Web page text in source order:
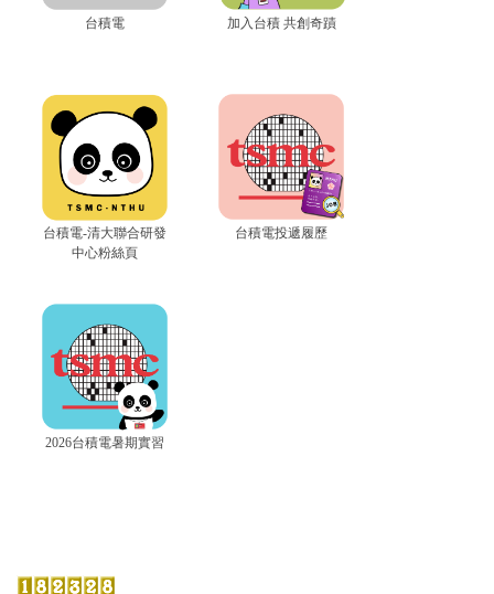
台積電 加入台積 共創奇蹟
台積電-清大聯合研發
中心粉絲頁
台積電投遞履歷
2026台積電暑期實習